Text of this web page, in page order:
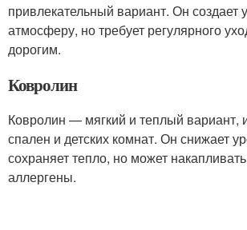
привлекательный вариант. Он создает
атмосферу, но требует регулярного
дорогим.
Ковролин
Ковролин — мягкий и теплый вариант,
спален и детских комнат. Он снижает
сохраняет тепло, но может
аллергены.